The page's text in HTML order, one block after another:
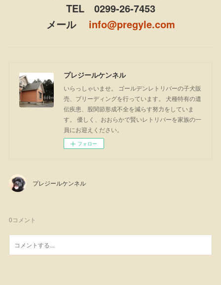
TEL 0299-26-7453
メール info@pregyle.com
プレジールケンネル
いらっしゃいませ。 ゴールデンレトリバーの子犬販
売、ブリーディングを行っています。 犬種特有の遺
伝疾患、股関節形成不全を減らす努力をしていま
す。 優しく、おおらかで賢いレトリバーを家族の一
員にお迎えください。
フォロー
プレジールケンネル
0コメント